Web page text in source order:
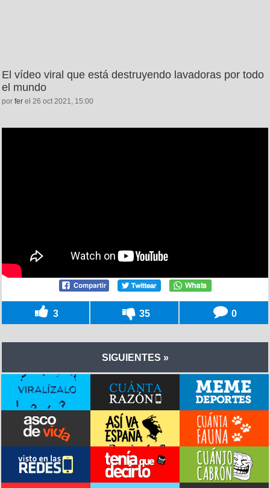
El vídeo viral que está destruyendo lavadoras por todo
el mundo
por fer el 26 oct 2021, 15:00
3 35 0
SIGUIENTES »